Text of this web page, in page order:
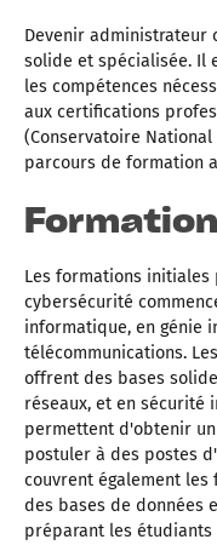
Devenir administrateur
solide et spécialisée. Il
les compétences
aux certifications
(Conservatoire
parcours de formation
Les formations
cybersécurité
informatique, en génie
télécommunications.
offrent des bases
réseaux, et en sécurité
permettent d'obtenir
postuler à des postes
couvrent également les
des bases de données
préparant les étudiants